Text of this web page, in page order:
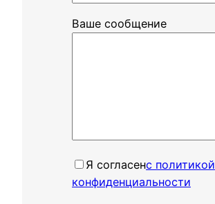
Ваше сообщение
Я согласенㅤс политикой
конфиденциальности